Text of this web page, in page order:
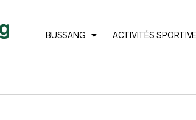
BUSSANG ACTIVITÉS